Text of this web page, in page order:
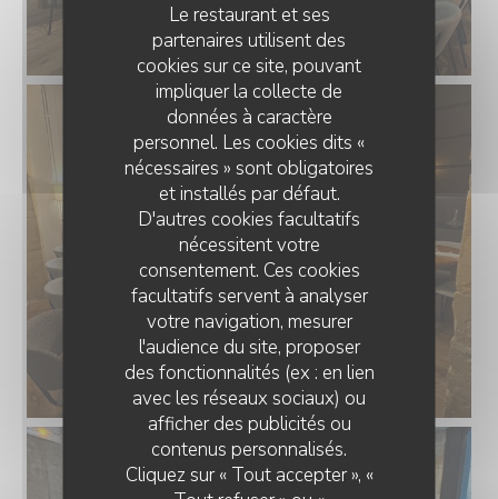
Le restaurant et ses
partenaires utilisent des
cookies sur ce site, pouvant
impliquer la collecte de
données à caractère
personnel. Les cookies dits «
nécessaires » sont obligatoires
et installés par défaut.
D'autres cookies facultatifs
nécessitent votre
consentement. Ces cookies
facultatifs servent à analyser
votre navigation, mesurer
l'audience du site, proposer
des fonctionnalités (ex : en lien
avec les réseaux sociaux) ou
afficher des publicités ou
contenus personnalisés.
Cliquez sur « Tout accepter », «